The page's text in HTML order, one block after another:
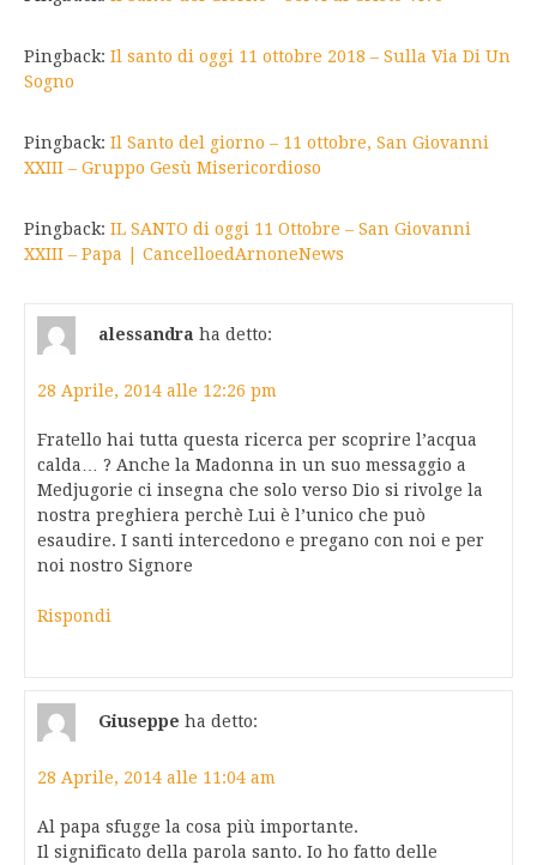
Pingback: Il santo di oggi 11 ottobre 2018 – Sulla Via Di Un
Sogno
Pingback: Il Santo del giorno – 11 ottobre, San Giovanni
XXIII – Gruppo Gesù Misericordioso
Pingback: IL SANTO di oggi 11 Ottobre – San Giovanni
XXIII – Papa | CancelloedArnoneNews
alessandra ha detto:
28 Aprile, 2014 alle 12:26 pm
Fratello hai tutta questa ricerca per scoprire l’acqua
calda… ? Anche la Madonna in un suo messaggio a
Medjugorie ci insegna che solo verso Dio si rivolge la
nostra preghiera perchè Lui è l’unico che può
esaudire. I santi intercedono e pregano con noi e per
noi nostro Signore
Rispondi
Giuseppe ha detto:
28 Aprile, 2014 alle 11:04 am
Al papa sfugge la cosa più importante.
Il significato della parola santo. Io ho fatto delle